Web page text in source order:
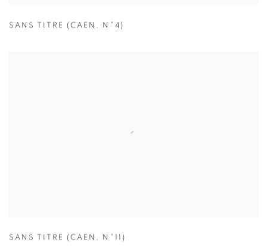
SANS TITRE (CAEN , N°4)
SANS TITRE (CAEN , N°11)